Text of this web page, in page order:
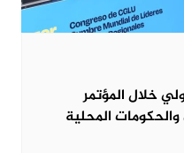
خلال المؤتمر
المحلية